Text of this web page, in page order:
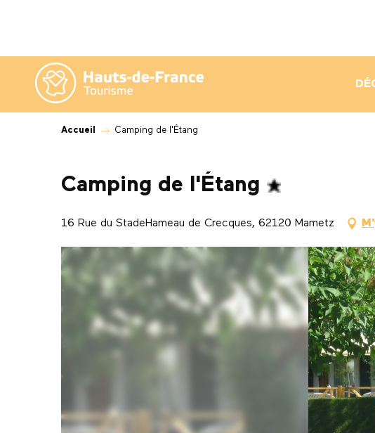
contenu
principal
Accueil Camping de l'Étang
Camping de l'Étang
16 Rue du StadeHameau de Crecques, 62120 Mametz